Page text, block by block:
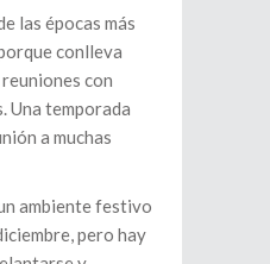
las épocas más
conlleva
con
Una temporada
a muchas
ambiente festivo
pero hay